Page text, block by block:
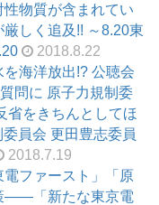
物質が含まれてい
しく追及!! ～8.20東
2018.8.22
海洋放出!? 公聴会
問に 原子力規制委
省をきちんとしてほ
員会 更田豊志委員
2018.7.19
ファースト」「原
――「新たな東京電